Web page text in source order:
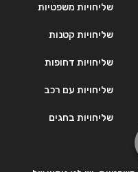
שליחויות משפטיות
שליחויות קטנות
שליחויות דחופות
שליחויות עם רכב
שליחויות בחגים